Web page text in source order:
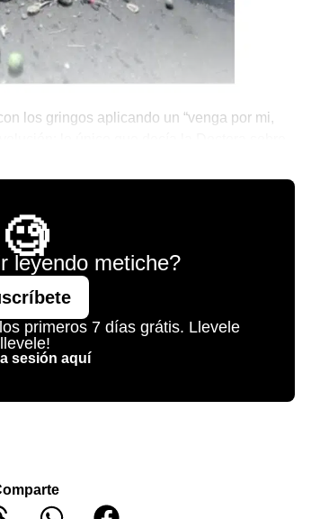
los gringos aplicando un “venga por mi,
🧐
leyendo metiche?
primeros 7 días grátis. Llevele
llevele!
sesión aquí